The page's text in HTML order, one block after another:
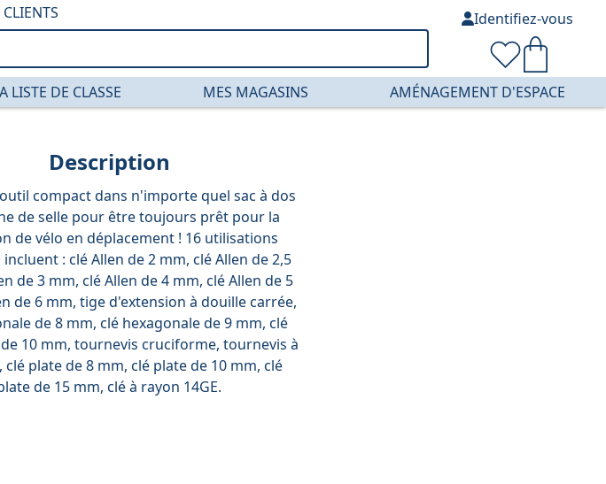
LISTE DE CLASSE MES MAGASINS AMÉNAGEMENT D'ESPACE
Identifiez-vous
Description
compact dans n'importe quel sac à dos
de selle pour être toujours prêt pour la
de vélo en déplacement ! 16 utilisations
: clé Allen de 2 mm, clé Allen de 2,5
de 3 mm, clé Allen de 4 mm, clé Allen de 5
de 6 mm, tige d'extension à douille carrée,
de 8 mm, clé hexagonale de 9 mm, clé
10 mm, tournevis cruciforme, tournevis à
clé plate de 8 mm, clé plate de 10 mm, clé
de 15 mm, clé à rayon 14GE.